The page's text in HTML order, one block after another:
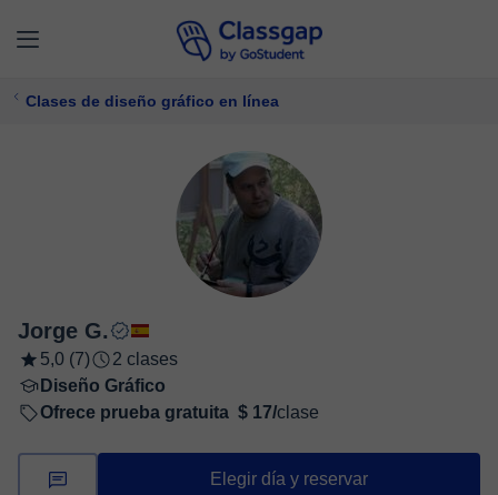
Clases de diseño gráfico en línea
Jorge G.
5,0 (7)
2 clases
Diseño Gráfico
Ofrece prueba gratuita $ 17/clase
Elegir día y reservar